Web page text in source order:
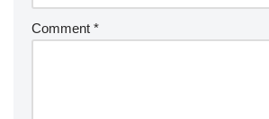
Comment *